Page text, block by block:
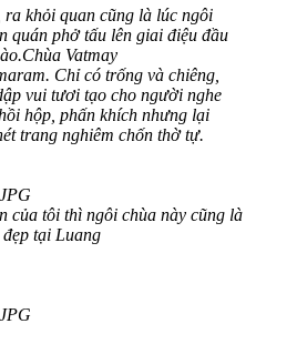
ra khỏi quan cũng là lúc ngôi
quán phở tấu lên giai điệu đầu
Vatmay
Chỉ có trống và chiêng,
vui tươi tạo cho người nghe
hộp, phấn khích nhưng lại
trang nghiêm chốn thờ tự.
của tôi thì ngôi chùa này cũng là
tại Luang